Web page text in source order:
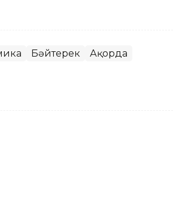
Бәйтерек Ақорда